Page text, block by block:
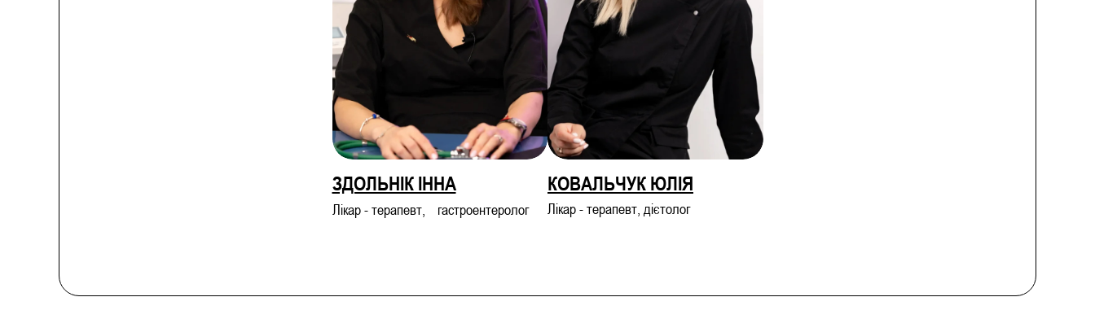
ЗДОЛЬНІК ІННА
Лікар - терапевт, гастроентеролог
КОВАЛЬЧУК ЮЛІЯ
Лікар - терапевт, дієтолог